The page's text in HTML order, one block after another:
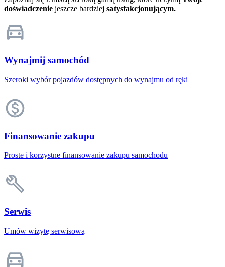
doświadczenie jeszcze bardziej satysfakcjonującym.
Wynajmij samochód
Szeroki wybór pojazdów dostępnych do wynajmu od ręki
Finansowanie zakupu
Proste i korzystne finansowanie zakupu samochodu
Serwis
Umów wizytę serwisową